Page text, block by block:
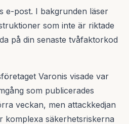
e-post. I bakgrunden läser
som inte är riktade
på din senaste tvåfaktorkod
Varonis visade var
som publicerades
veckan, men attackkedjan
komplexa säkerhetsriskerna